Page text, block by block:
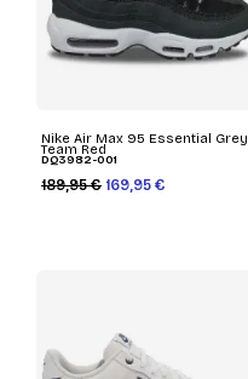
Nike Air Max 95 Essential Grey
Team Red
DQ3982-001
189,95 € 169,95 €